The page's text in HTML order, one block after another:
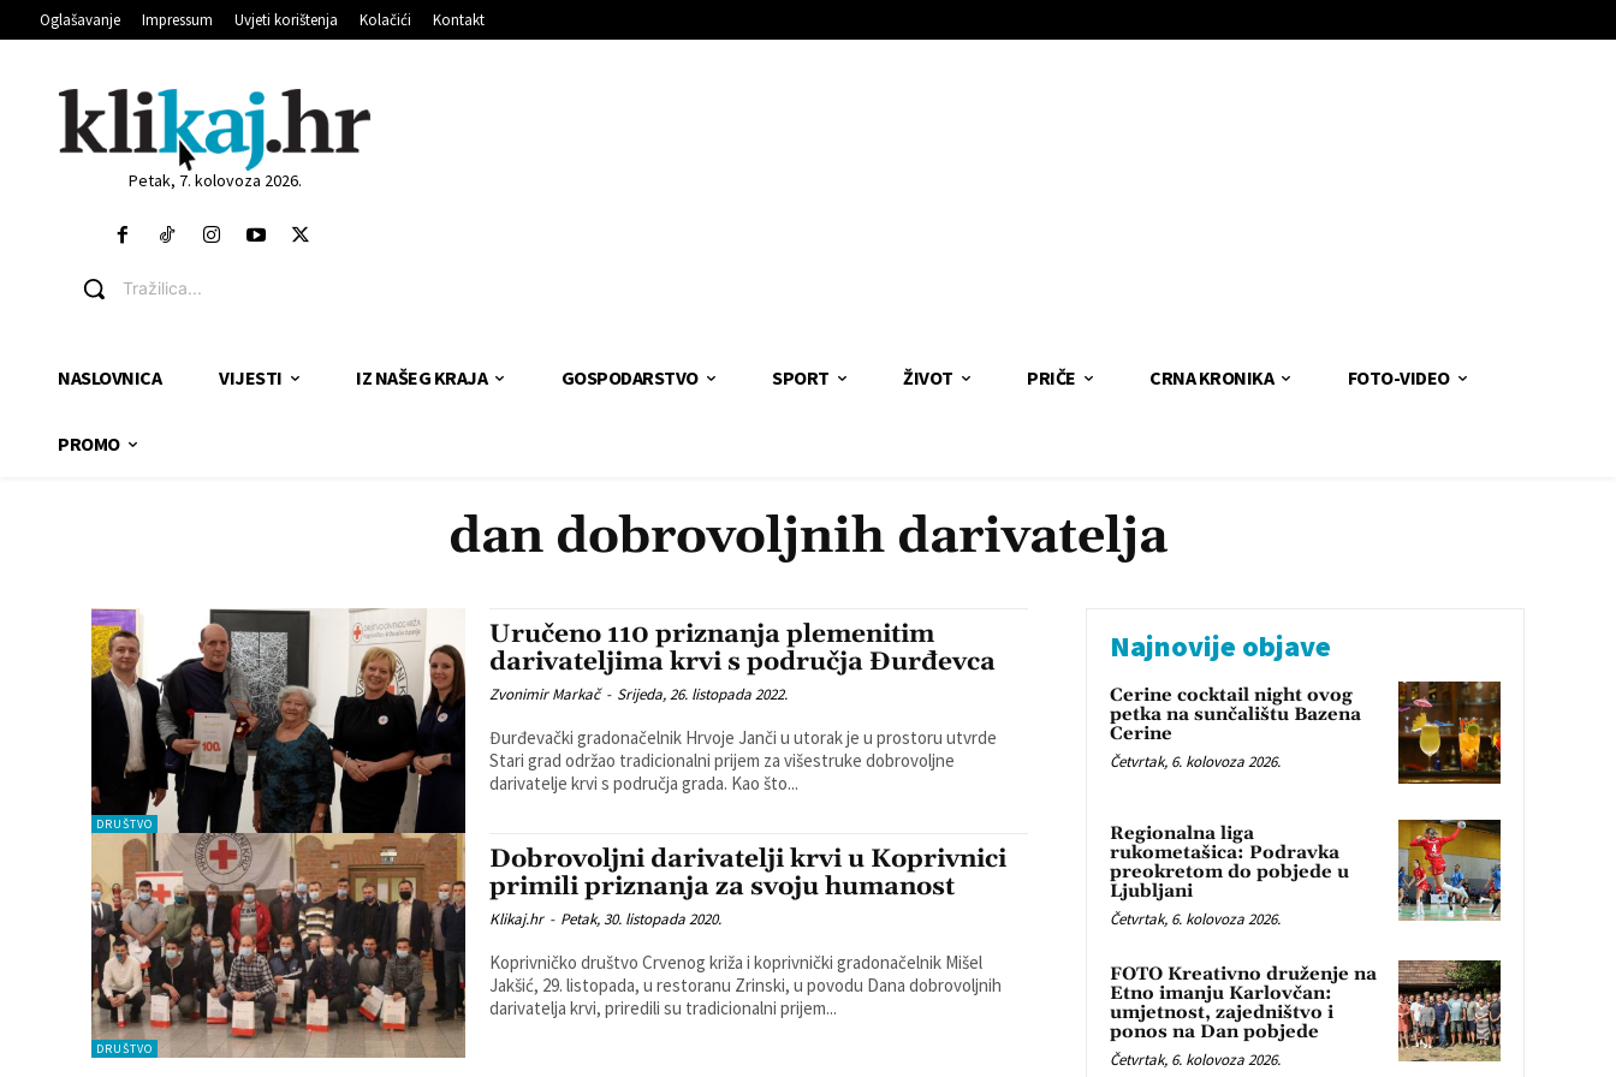
Oglašavanje Impressum Uvjeti korištenja Kolačići Kontakt
Petak, 7. kolovoza 2026.
Tražilica...
NASLOVNICA VIJESTI IZ NAŠEG KRAJA GOSPODARSTVO SPORT ŽIVOT PRIČE CRNA KRONIKA FOTO-VIDEO
PROMO
dan dobrovoljnih darivatelja
DRUŠTVO
Uručeno 110 priznanja plemenitim
darivateljima krvi s područja Đurđevca
Zvonimir Markač - Srijeda, 26. listopada 2022.
Đurđevački gradonačelnik Hrvoje Janči u utorak je u prostoru utvrde
Stari grad održao tradicionalni prijem za višestruke dobrovoljne
darivatelje krvi s područja grada. Kao što...
DRUŠTVO
Dobrovoljni darivatelji krvi u Koprivnici
primili priznanja za svoju humanost
Klikaj.hr - Petak, 30. listopada 2020.
Koprivničko društvo Crvenog križa i koprivnički gradonačelnik Mišel
Jakšić, 29. listopada, u restoranu Zrinski, u povodu Dana dobrovoljnih
darivatelja krvi, priredili su tradicionalni prijem...
Najnovije objave
Cerine cocktail night ovog
petka na sunčalištu Bazena
Cerine
Četvrtak, 6. kolovoza 2026.
Regionalna liga
rukometašica: Podravka
preokretom do pobjede u
Ljubljani
Četvrtak, 6. kolovoza 2026.
FOTO Kreativno druženje na
Etno imanju Karlovčan:
umjetnost, zajedništvo i
ponos na Dan pobjede
Četvrtak, 6. kolovoza 2026.